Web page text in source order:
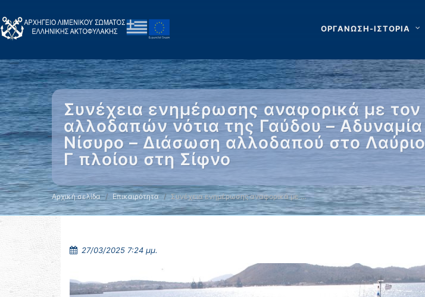
ΟΡΓΑΝΩΣΗ-ΙΣΤΟΡΙΑ
Συνέχεια ενημέρωσης αναφορικά με
αλλοδαπών νότια της Γαύδου –
Νίσυρο – Διάσωση αλλοδαπού στο
Γ πλοίου στη Σίφνο
Αρχική σελίδα Επικαιρότητα Συνέχεια ενημέρωσης αναφορικά με …
27/03/2025 7:24 μμ.